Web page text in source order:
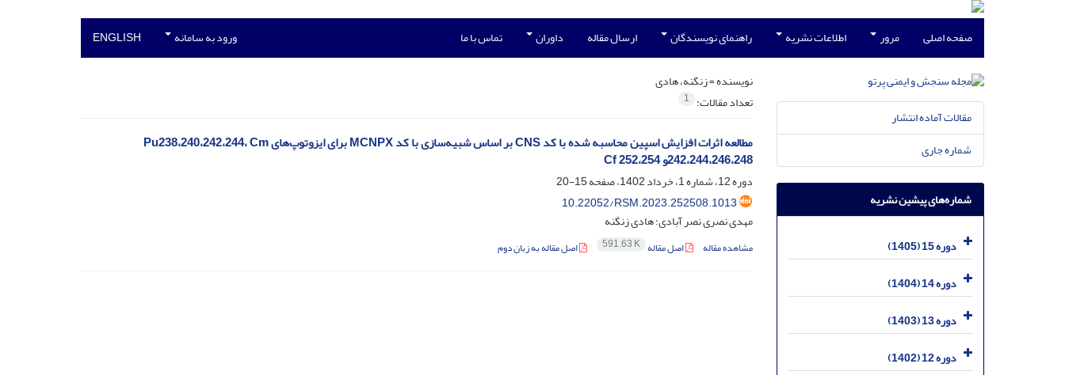
صفحه اصلی مرور اطلاعات نشریه راهنمای نویسندگان ارسال مقاله داوران تماس با ما ورود به سامانه ENGLISH
نویسنده =زنگنه، هادی
تعداد مقالات: 1
مطالعه اثرات افزایش اسپین محاسبه شده با کد CNS بر اساس شبیه‌سازی با کد MCNPX برای ایزوتوپ‌های Pu238،240،242،244، Cm
242،244،246،248و Cf 252،254
دوره 12، شماره 1، خرداد 1402، صفحه
15-20
10.22052/RSM.2023.252508.1013
مهدی نصری نصر آبادی؛ هادی زنگنه
مشاهده مقاله اصل مقاله 591.63 K اصل مقاله به زبان دوم
مقالات آماده انتشار
شماره جاری
شماره‌های پیشین نشریه
دوره 15 (1405)
دوره 14 (1404)
دوره 13 (1403)
دوره 12 (1402)